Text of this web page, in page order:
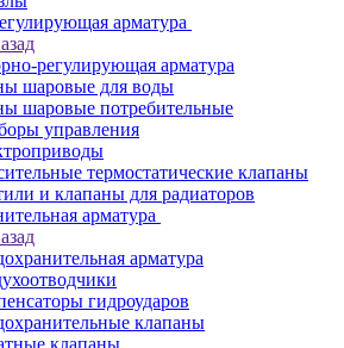
арматура
регулирующая арматура
шаровые для воды
шаровые потребительные
управления
термостатические клапаны
и клапаны для радиаторов
арматура
арматура
гидроударов
клапаны
клапаны